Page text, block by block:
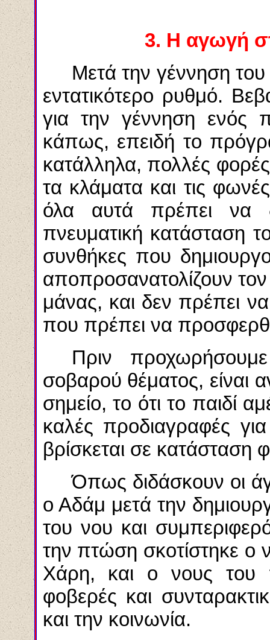
3. Η αγωγή
Μετά την γέννηση του
εντατικότερο ρυθμό.
για την γέννηση ενός
κάπως, επειδή το
κατάλληλα, πολλές
τα κλάματα και τις
όλα αυτά πρέπει να
πνευματική κατάσταση
συνθήκες που
αποπροσανατολίζουν
μάνας, και δεν πρέπει
που πρέπει να
Πριν
σοβαρού θέματος, είναι
σημείο, το ότι το παιδί
καλές προδιαγραφές
βρίσκεται σε κατάσταση
Όπως διδάσκουν οι
ο Αδάμ μετά την
του νου και
την πτώση σκοτίστηκε ο
Χάρη, και ο νους του
φοβερές και
και την κοινωνία.